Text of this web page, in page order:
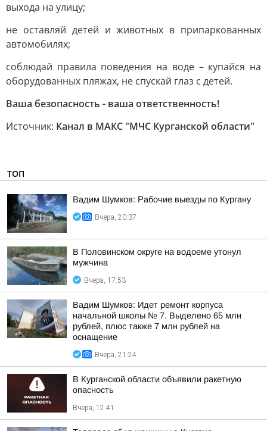
выхода на улицу;
не оставляй детей и животных в припаркованных
автомобилях;
соблюдай правила поведения на воде – купайся на
оборудованных пляжах, не спускай глаз с детей.
Ваша безопасность - ваша ответственность!
Источник: Канал в МАКС "МЧС Курганской области"
ТОП
Вадим Шумков: Рабочие выезды по Кургану
Вчера, 20:37
В Половинском округе на водоеме утонул
мужчина
Вчера, 17:53
Вадим Шумков: Идет ремонт корпуса
начальной школы № 7. Выделено 65 млн
рублей, плюс также 7 млн рублей на
оснащение
Вчера, 21:24
В Курганской области объявили ракетную
опасность
Вчера, 12:41